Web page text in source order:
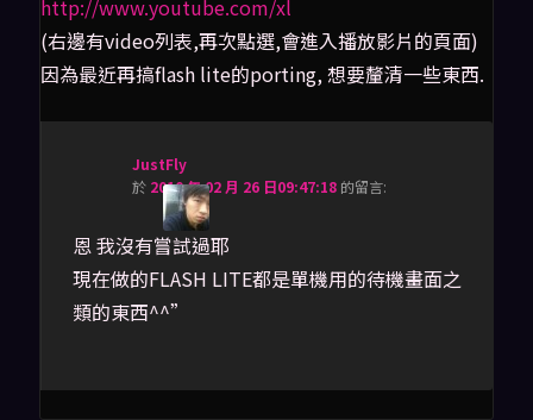
http://www.youtube.com/xl
(右邊有video列表,再次點選,會進入播放影片的頁面)
因為最近再搞flash lite的porting, 想要釐清一些東西.
JustFly
於 2010 年 02 月 26 日09:47:18的留言:
恩 我沒有嘗試過耶
現在做的FLASH LITE都是單機用的待機畫面之
類的東西^^”